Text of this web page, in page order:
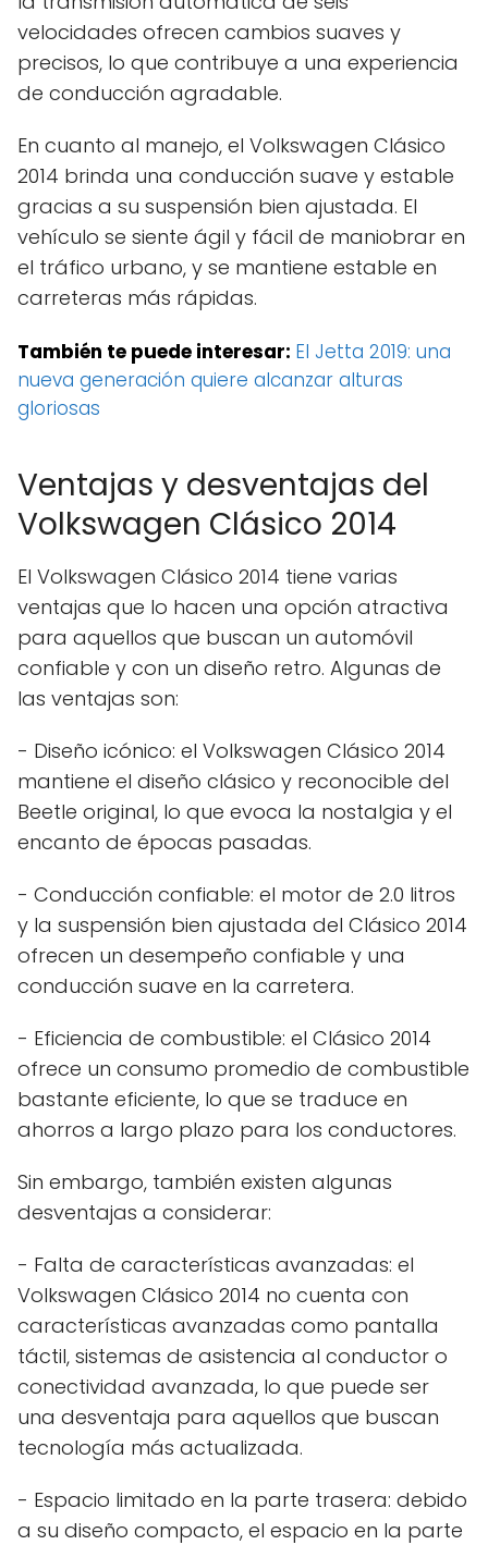
velocidades ofrecen cambios suaves y
precisos, lo que contribuye a una experiencia
de conducción agradable.
En cuanto al manejo, el Volkswagen Clásico
2014 brinda una conducción suave y estable
gracias a su suspensión bien ajustada. El
vehículo se siente ágil y fácil de maniobrar en
el tráfico urbano, y se mantiene estable en
carreteras más rápidas.
También te puede interesar: El Jetta 2019: una
nueva generación quiere alcanzar alturas
gloriosas
Ventajas y desventajas del
Volkswagen Clásico 2014
El Volkswagen Clásico 2014 tiene varias
ventajas que lo hacen una opción atractiva
para aquellos que buscan un automóvil
confiable y con un diseño retro. Algunas de
las ventajas son:
- Diseño icónico: el Volkswagen Clásico 2014
mantiene el diseño clásico y reconocible del
Beetle original, lo que evoca la nostalgia y el
encanto de épocas pasadas.
- Conducción confiable: el motor de 2.0 litros
y la suspensión bien ajustada del Clásico 2014
ofrecen un desempeño confiable y una
conducción suave en la carretera.
- Eficiencia de combustible: el Clásico 2014
ofrece un consumo promedio de combustible
bastante eficiente, lo que se traduce en
ahorros a largo plazo para los conductores.
Sin embargo, también existen algunas
desventajas a considerar:
- Falta de características avanzadas: el
Volkswagen Clásico 2014 no cuenta con
características avanzadas como pantalla
táctil, sistemas de asistencia al conductor o
conectividad avanzada, lo que puede ser
una desventaja para aquellos que buscan
tecnología más actualizada.
- Espacio limitado en la parte trasera: debido
a su diseño compacto, el espacio en la parte